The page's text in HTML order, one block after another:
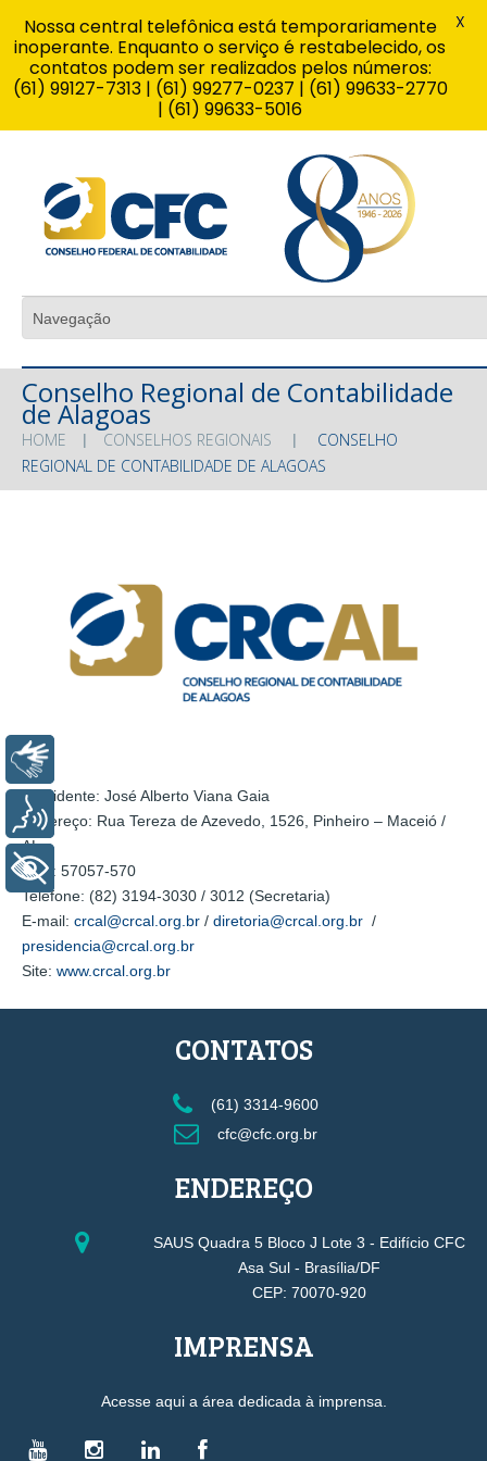
Conselho Regional de Contabilidade
de Alagoas
HOME CONSELHOS REGIONAIS
CONSELHO
REGIONAL DE CONTABILIDADE DE ALAGOAS
Presidente: José Alberto Viana Gaia
Endereço: Rua Tereza de Azevedo, 1526, Pinheiro – Maceió /
AL
CEP: 57057-570
Telefone: (82) 3194-3030 / 3012 (Secretaria)
E-mail: crcal@crcal.org.br / diretoria@crcal.org.br /
presidencia@crcal.org.br
Site: www.crcal.org.br
CONTATOS
(61) 3314-9600
cfc@cfc.org.br
ENDEREÇO
SAUS Quadra 5 Bloco J Lote 3 - Edifício CFC
Asa Sul - Brasília/DF
CEP: 70070-920
IMPRENSA
Acesse aqui a área dedicada à imprensa.
Nossa central telefônica está temporariamente
inoperante. Enquanto o serviço é restabelecido, os
contatos podem ser realizados pelos números:
(61) 99127-7313 | (61) 99277-0237 | (61) 99633-2770
| (61) 99633-5016
X
Voz
+ Acessibilidade